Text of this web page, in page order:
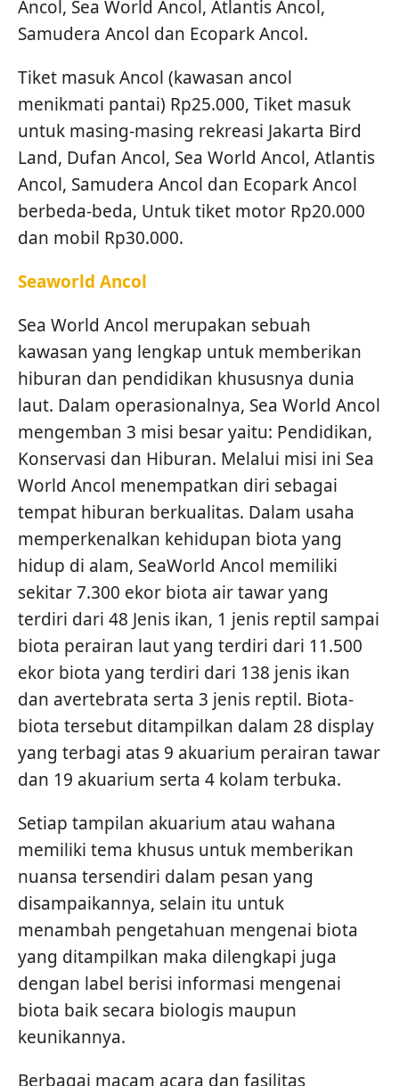
Ancol, Sea World Ancol, Atlantis Ancol,
Samudera Ancol dan Ecopark Ancol.
Tiket masuk Ancol (kawasan ancol
menikmati pantai) Rp25.000, Tiket masuk
untuk masing-masing rekreasi Jakarta Bird
Land, Dufan Ancol, Sea World Ancol, Atlantis
Ancol, Samudera Ancol dan Ecopark Ancol
berbeda-beda, Untuk tiket motor Rp20.000
dan mobil Rp30.000.
Seaworld Ancol
Sea World Ancol merupakan sebuah
kawasan yang lengkap untuk memberikan
hiburan dan pendidikan khususnya dunia
laut. Dalam operasionalnya, Sea World Ancol
mengemban 3 misi besar yaitu: Pendidikan,
Konservasi dan Hiburan. Melalui misi ini Sea
World Ancol menempatkan diri sebagai
tempat hiburan berkualitas. Dalam usaha
memperkenalkan kehidupan biota yang
hidup di alam, SeaWorld Ancol memiliki
sekitar 7.300 ekor biota air tawar yang
terdiri dari 48 Jenis ikan, 1 jenis reptil sampai
biota perairan laut yang terdiri dari 11.500
ekor biota yang terdiri dari 138 jenis ikan
dan avertebrata serta 3 jenis reptil. Biota-
biota tersebut ditampilkan dalam 28 display
yang terbagi atas 9 akuarium perairan tawar
dan 19 akuarium serta 4 kolam terbuka.
Setiap tampilan akuarium atau wahana
memiliki tema khusus untuk memberikan
nuansa tersendiri dalam pesan yang
disampaikannya, selain itu untuk
menambah pengetahuan mengenai biota
yang ditampilkan maka dilengkapi juga
dengan label berisi informasi mengenai
biota baik secara biologis maupun
keunikannya.
Berbagai macam acara dan fasilitas